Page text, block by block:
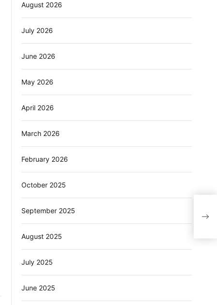
August 2026
July 2026
June 2026
May 2026
April 2026
March 2026
February 2026
October 2025
September 2025
August 2025
July 2025
June 2025
कहा